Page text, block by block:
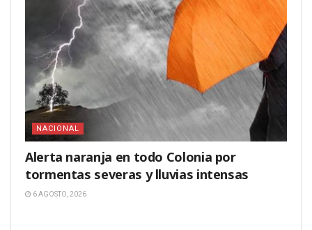
NACIONAL
Alerta naranja en todo Colonia por
tormentas severas y lluvias intensas
6 AGOSTO, 2026